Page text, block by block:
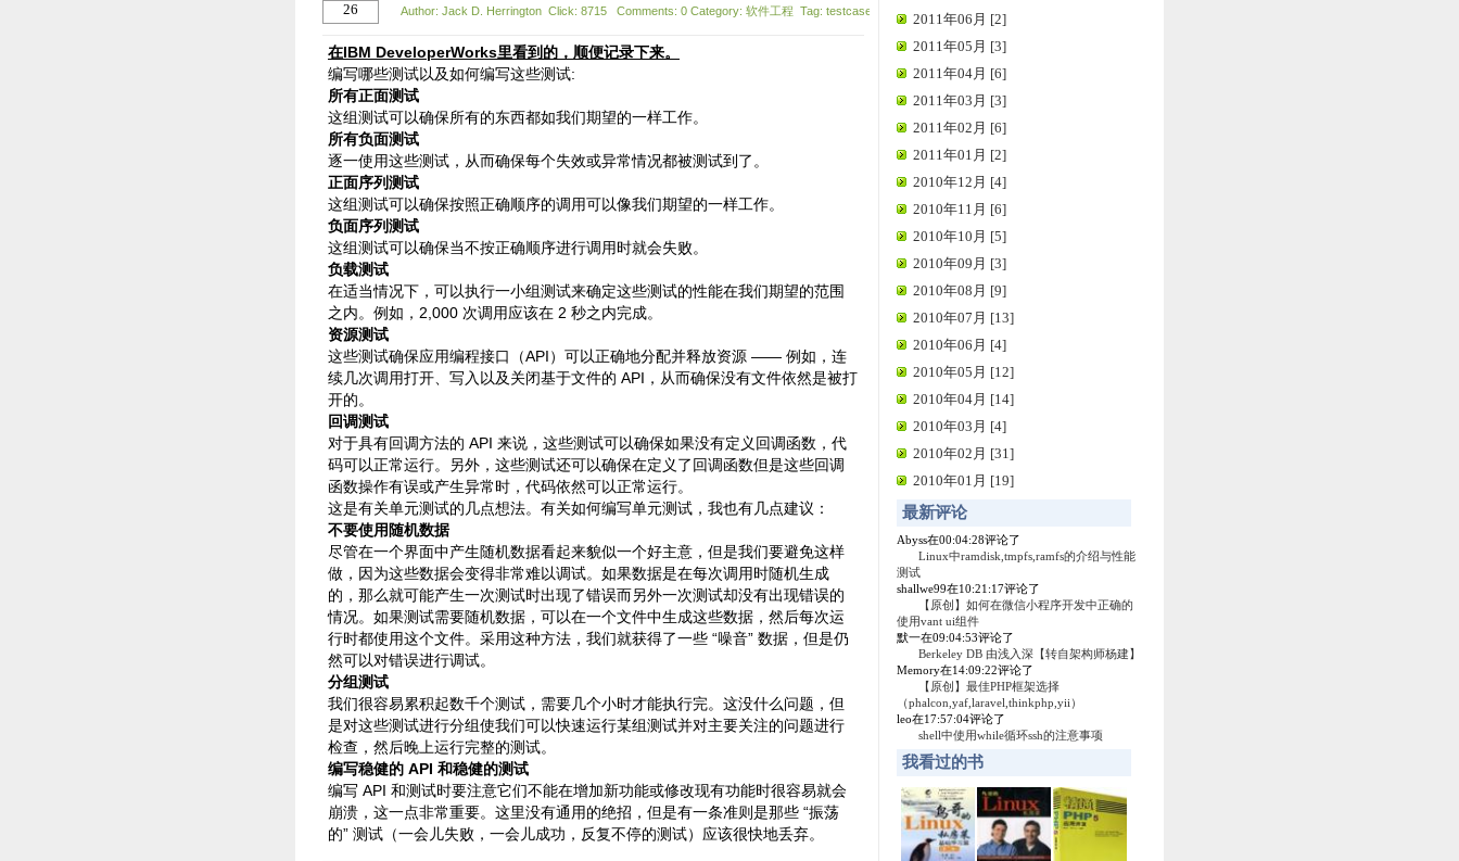
26 Author: Jack D. Herrington Click: 8715 Comments: 0 Category: 软件工程 Tag: testcase
在IBM DeveloperWorks里看到的，顺便记录下来。
编写哪些测试以及如何编写这些测试:
所有正面测试
这组测试可以确保所有的东西都如我们期望的一样工作。
所有负面测试
逐一使用这些测试，从而确保每个失效或异常情况都被测试到了。
正面序列测试
这组测试可以确保按照正确顺序的调用可以像我们期望的一样工作。
负面序列测试
这组测试可以确保当不按正确顺序进行调用时就会失败。
负载测试
在适当情况下，可以执行一小组测试来确定这些测试的性能在我们期望的范围
之内。例如，2,000 次调用应该在 2 秒之内完成。
资源测试
这些测试确保应用编程接口（API）可以正确地分配并释放资源 —— 例如，连
续几次调用打开、写入以及关闭基于文件的 API，从而确保没有文件依然是被打
开的。
回调测试
对于具有回调方法的 API 来说，这些测试可以确保如果没有定义回调函数，代
码可以正常运行。另外，这些测试还可以确保在定义了回调函数但是这些回调
函数操作有误或产生异常时，代码依然可以正常运行。
这是有关单元测试的几点想法。有关如何编写单元测试，我也有几点建议：
不要使用随机数据
尽管在一个界面中产生随机数据看起来貌似一个好主意，但是我们要避免这样
做，因为这些数据会变得非常难以调试。如果数据是在每次调用时随机生成
的，那么就可能产生一次测试时出现了错误而另外一次测试却没有出现错误的
情况。如果测试需要随机数据，可以在一个文件中生成这些数据，然后每次运
行时都使用这个文件。采用这种方法，我们就获得了一些 “噪音” 数据，但是仍
然可以对错误进行调试。
分组测试
我们很容易累积起数千个测试，需要几个小时才能执行完。这没什么问题，但
是对这些测试进行分组使我们可以快速运行某组测试并对主要关注的问题进行
检查，然后晚上运行完整的测试。
编写稳健的 API 和稳健的测试
编写 API 和测试时要注意它们不能在增加新功能或修改现有功能时很容易就会
崩溃，这一点非常重要。这里没有通用的绝招，但是有一条准则是那些 “振荡
的” 测试（一会儿失败，一会儿成功，反复不停的测试）应该很快地丢弃。
2011年06月 [2]
2011年05月 [3]
2011年04月 [6]
2011年03月 [3]
2011年02月 [6]
2011年01月 [2]
2010年12月 [4]
2010年11月 [6]
2010年10月 [5]
2010年09月 [3]
2010年08月 [9]
2010年07月 [13]
2010年06月 [4]
2010年05月 [12]
2010年04月 [14]
2010年03月 [4]
2010年02月 [31]
2010年01月 [19]
最新评论
Abyss在00:04:28评论了
Linux中ramdisk,tmpfs,ramfs的介绍与性能
测试
shallwe99在10:21:17评论了
【原创】如何在微信小程序开发中正确的
使用vant ui组件
默一在09:04:53评论了
Berkeley DB 由浅入深【转自架构师杨建】
Memory在14:09:22评论了
【原创】最佳PHP框架选择
（phalcon,yaf,laravel,thinkphp,yii）
leo在17:57:04评论了
shell中使用while循环ssh的注意事项
我看过的书